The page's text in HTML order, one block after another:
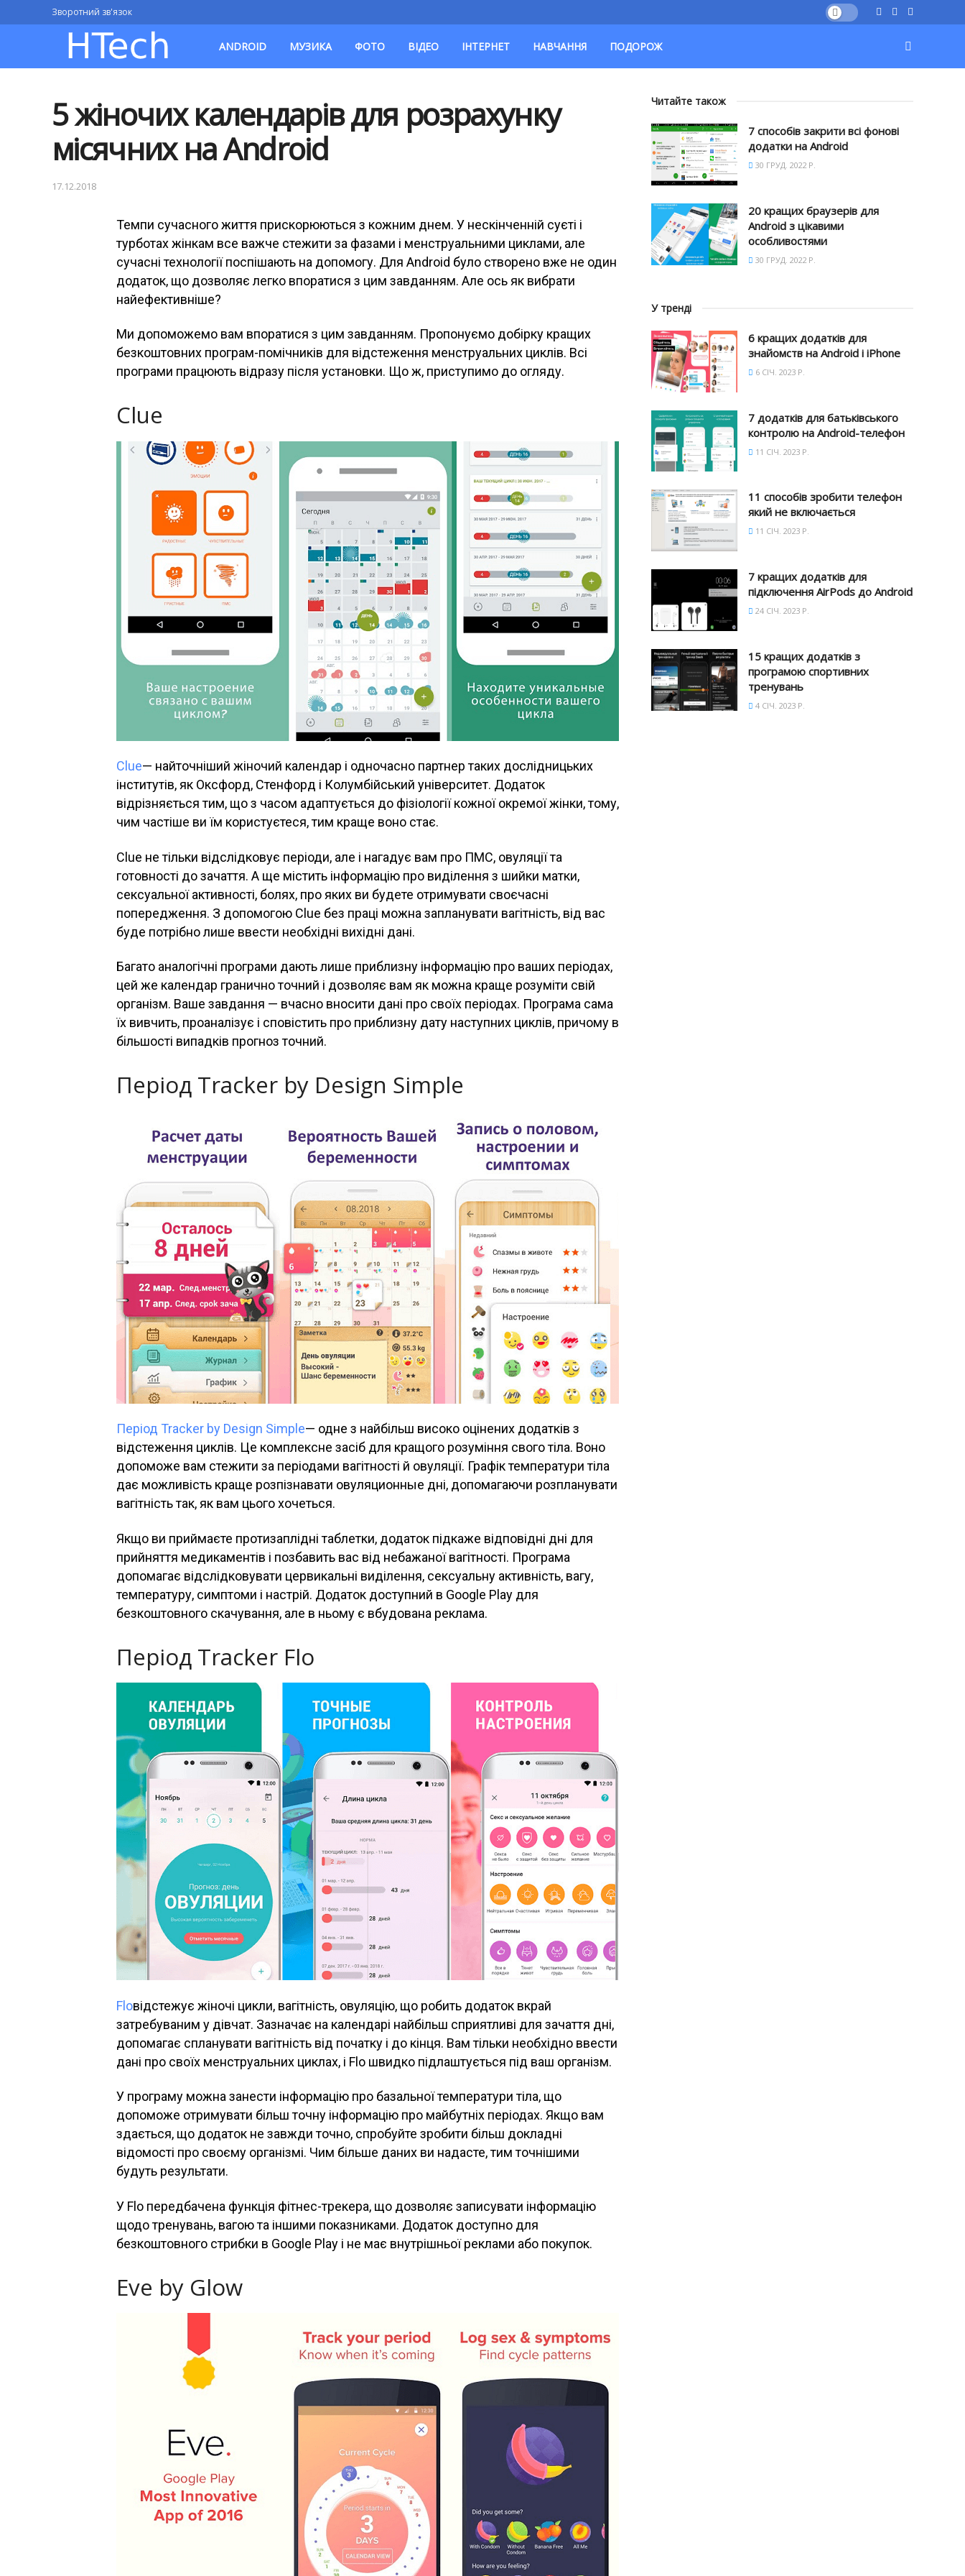
Зворотний зв'язок
ANDROID МУЗИКА ФОТО ВІДЕО ІНТЕРНЕТ НАВЧАННЯ ПОДОРОЖ
5 жіночих календарів для розрахунку
місячних на Android
17.12.2018
Темпи сучасного життя прискорюються з кожним днем. У нескінченній суєті і
турботах жінкам все важче стежити за фазами і менструальними циклами, але
сучасні технології поспішають на допомогу. Для Android було створено вже не один
додаток, що дозволяє легко впоратися з цим завданням. Але ось як вибрати
найефективніше?
Ми допоможемо вам впоратися з цим завданням. Пропонуємо добірку кращих
безкоштовних програм-помічників для відстеження менструальних циклів. Всі
програми працюють відразу після установки. Що ж, приступимо до огляду.
Clue
Clue— найточніший жіночий календар і одночасно партнер таких дослідницьких
інститутів, як Оксфорд, Стенфорд і Колумбійський університет. Додаток
відрізняється тим, що з часом адаптується до фізіології кожної окремої жінки, тому,
чим частіше ви їм користуєтеся, тим краще воно стає.
Clue не тільки відслідковує періоди, але і нагадує вам про ПМС, овуляції та
готовності до зачаття. А ще містить інформацію про виділення з шийки матки,
сексуальної активності, болях, про яких ви будете отримувати своєчасні
попередження. З допомогою Clue без праці можна запланувати вагітність, від вас
буде потрібно лише ввести необхідні вихідні дані.
Багато аналогічні програми дають лише приблизну інформацію про ваших періодах,
цей же календар гранично точний і дозволяє вам як можна краще розуміти свій
організм. Ваше завдання — вчасно вносити дані про своїх періодах. Програма сама
їх вивчить, проаналізує і сповістить про приблизну дату наступних циклів, причому в
більшості випадків прогноз точний.
Період Tracker by Design Simple
Період Tracker by Design Simple— одне з найбільш високо оцінених додатків з
відстеження циклів. Це комплексне засіб для кращого розуміння свого тіла. Воно
допоможе вам стежити за періодами вагітності й овуляції. Графік температури тіла
дає можливість краще розпізнавати овуляционные дні, допомагаючи розпланувати
вагітність так, як вам цього хочеться.
Якщо ви приймаєте протизаплідні таблетки, додаток підкаже відповідні дні для
прийняття медикаментів і позбавить вас від небажаної вагітності. Програма
допомагає відслідковувати цервикальні виділення, сексуальну активність, вагу,
температуру, симптоми і настрій. Додаток доступний в Google Play для
безкоштовного скачування, але в ньому є вбудована реклама.
Період Tracker Flo
Floвідстежує жіночі цикли, вагітність, овуляцію, що робить додаток вкрай
затребуваним у дівчат. Зазначає на календарі найбільш сприятливі для зачаття дні,
допомагає спланувати вагітність від початку і до кінця. Вам тільки необхідно ввести
дані про своїх менструальних циклах, і Flo швидко підлаштується під ваш організм.
У програму можна занести інформацію про базальної температури тіла, що
допоможе отримувати більш точну інформацію про майбутніх періодах. Якщо вам
здається, що додаток не завжди точно, спробуйте зробити більш докладні
відомості про своєму організмі. Чим більше даних ви надасте, тим точнішими
будуть результати.
У Flo передбачена функція фітнес-трекера, що дозволяє записувати інформацію
щодо тренувань, вагою та іншими показниками. Додаток доступно для
безкоштовного стрибки в Google Play і не має внутрішньої реклами або покупок.
Eve by Glow
Читайте також
7 способів закрити всі фонові
додатки на Android
30 ГРУД. 2022 Р.
20 кращих браузерів для
Android з цікавими
особливостями
30 ГРУД. 2022 Р.
У тренді
6 кращих додатків для
знайомств на Android і iPhone
6 СІЧ. 2023 Р.
7 додатків для батьківського
контролю на Android-телефон
11 СІЧ. 2023 Р.
11 способів зробити телефон
який не включається
11 СІЧ. 2023 Р.
7 кращих додатків для
підключення AirPods до Android
24 СІЧ. 2023 Р.
15 кращих додатків з
програмою спортивних
тренувань
4 СІЧ. 2023 Р.